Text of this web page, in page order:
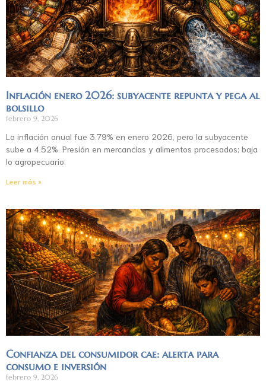
Inflación enero 2026: subyacente repunta y pega al
bolsillo
febrero 9, 2026
La inflación anual fue 3.79% en enero 2026, pero la subyacente
sube a 4.52%. Presión en mercancías y alimentos procesados; baja
lo agropecuario.
Leer más »
Confianza del consumidor cae: alerta para
consumo e inversión
febrero 9, 2026